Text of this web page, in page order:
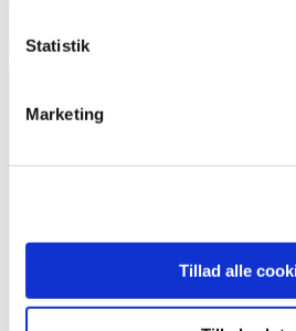
Statistik
Marketing
Tillad alle
Foreningen
Heimdalsgade 37,
2200